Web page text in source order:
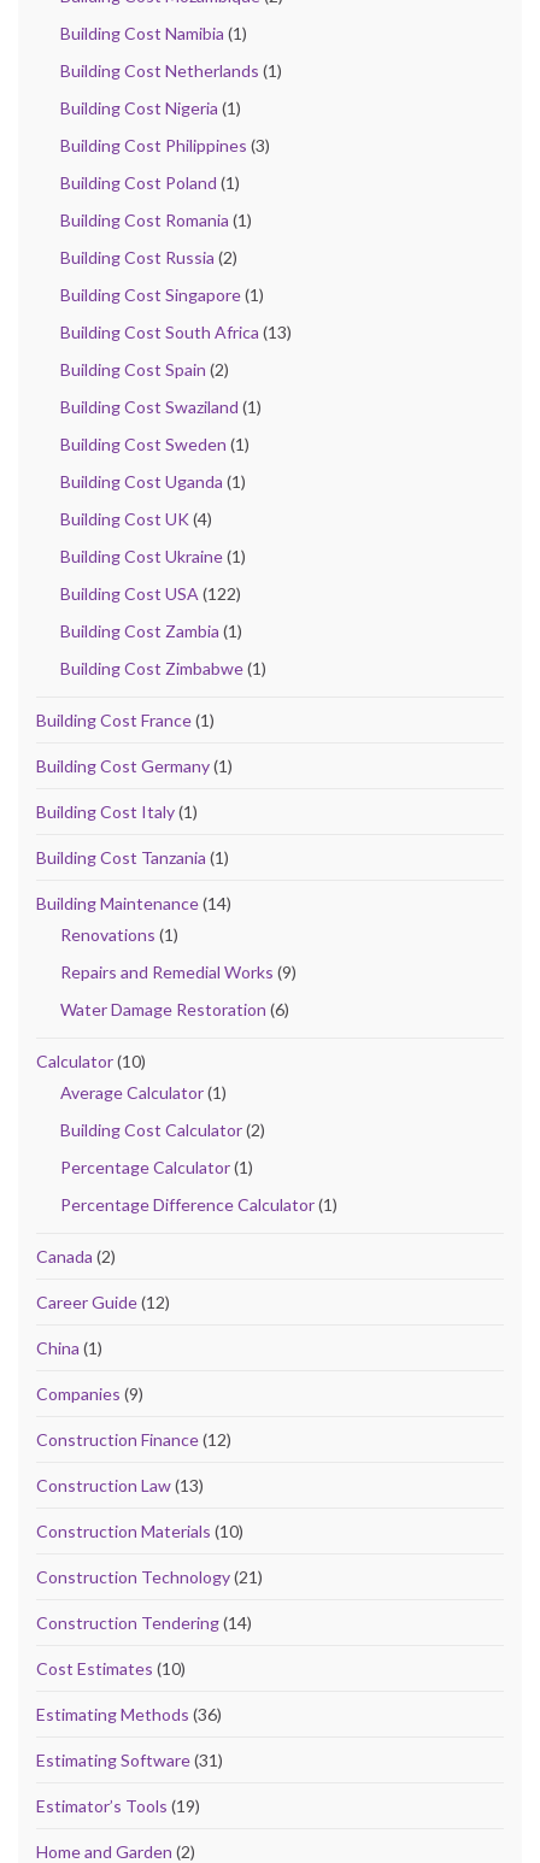
Building Cost Namibia (1)
Building Cost Netherlands (1)
Building Cost Nigeria (1)
Building Cost Philippines (3)
Building Cost Poland (1)
Building Cost Romania (1)
Building Cost Russia (2)
Building Cost Singapore(1)
Building Cost South Africa (13)
Building Cost Spain (2)
Building Cost Swaziland (1)
Building Cost Sweden (1)
Building Cost Uganda (1)
Building Cost UK(4)
Building Cost Ukraine(1)
Building Cost USA (122)
Building Cost Zambia (1)
Building Cost Zimbabwe(1)
Building Cost France(1)
Building Cost Germany(1)
Building Cost Italy(1)
Building Cost Tanzania (1)
Building Maintenance(14)
Renovations (1)
Repairs and Remedial Works (9)
Water Damage Restoration (6)
Calculator(10)
Average Calculator(1)
Building Cost Calculator(2)
Percentage Calculator(1)
Percentage Difference Calculator(1)
Canada (2)
Career Guide(12)
China (1)
Companies (9)
Construction Finance(12)
Construction Law(13)
Construction Materials (10)
Construction Technology(21)
Construction Tendering(14)
Cost Estimates (10)
Estimating Methods (36)
Estimating Software(31)
Estimator’s Tools (19)
Home and Garden (2)